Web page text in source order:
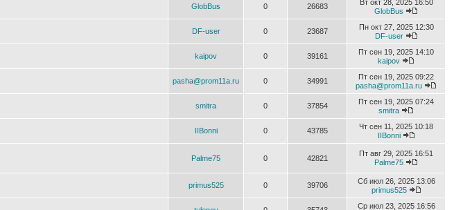
GlobBus 0 26683
Вт окт 28, 2025 16:50
GlobBus
DF-user 0 23687
Пн окт 27, 2025 12:30
DF-user
kaipov 0 39161
Пт сен 19, 2025 14:10
kaipov
pasha@prom11a.ru 0 34991
Пт сен 19, 2025 09:22
pasha@prom11a.ru
smitra 0 37854
Пт сен 19, 2025 07:24
smitra
IIBonni 0 43785
Чт сен 11, 2025 10:18
IIBonni
Palme75 0 42821
Пт авг 29, 2025 16:51
Palme75
primus525 0 39706
Сб июл 26, 2025 13:06
primus525
Ср июл 23, 2025 16:56